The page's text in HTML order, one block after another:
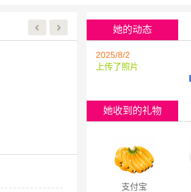
她的动态
2025/8/2
上传了照片
她收到的礼物
支付宝